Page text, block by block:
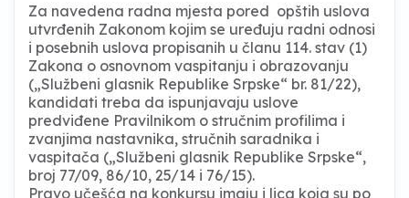
Za navedena radna mjesta pored opštih uslova
utvrđenih Zakonom kojim se uređuju radni odnosi
i posebnih uslova propisanih u članu 114. stav (1)
Zakona o osnovnom vaspitanju i obrazovanju
(„Službeni glasnik Republike Srpske“ br. 81/22),
kandidati treba da ispunjavaju uslove
predviđene Pravilnikom o stručnim profilima i
zvanjima nastavnika, stručnih saradnika i
vaspitača („Službeni glasnik Republike Srpske“,
broj 77/09, 86/10, 25/14 i 76/15).
Pravo učešća na konkursu imaju i lica koja su po